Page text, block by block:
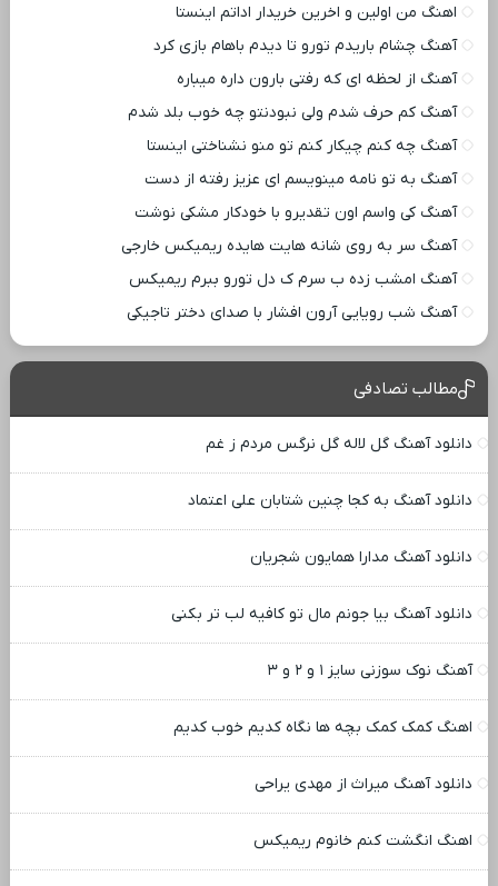
اهنگ من اولین و اخرین خریدار اداتم اینستا
آهنگ چشام باریدم تورو تا دیدم باهام بازی کرد
آهنگ از لحظه ای که رفتی بارون داره میباره
آهنگ کم حرف شدم ولی نبودنتو چه خوب بلد شدم
آهنگ چه کنم چیکار کنم تو منو نشناختی اینستا
آهنگ به تو نامه مینویسم ای عزیز رفته از دست
آهنگ کی واسم اون تقدیرو با خودکار مشکی نوشت
آهنگ سر به روی شانه هایت هایده ریمیکس خارجی
آهنگ امشب زده ب سرم ک دل تورو ببرم ریمیکس
آهنگ شب رویایی آرون افشار با صدای دختر تاجیکی
مطالب تصادفی
دانلود آهنگ گل لاله گل نرگس مردم ز غم
دانلود آهنگ به کجا چنین شتابان علی اعتماد
دانلود آهنگ مدارا همایون شجریان
دانلود آهنگ بیا جونم مال تو کافیه لب تر بکنی
آهنگ نوک سوزنی سایز ۱ و ۲ و ۳
اهنگ کمک کمک بچه ها نگاه کدیم خوب کدیم
دانلود آهنگ میراث از مهدی یراحی
اهنگ انگشت کنم خانوم ریمیکس